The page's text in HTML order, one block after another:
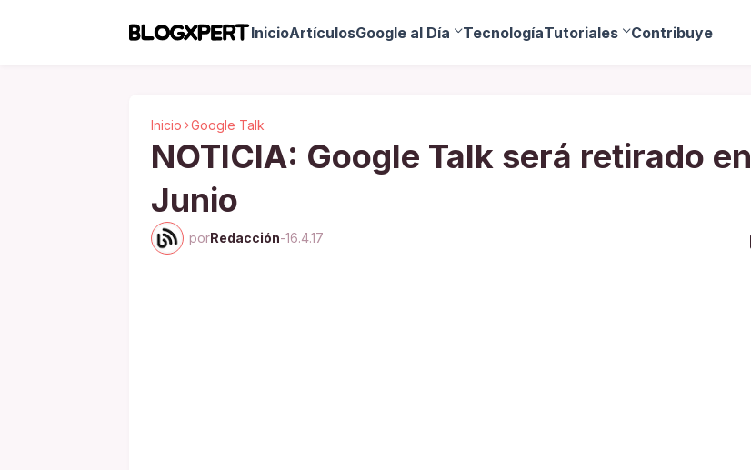
InicioArtículosGoogle al Día TecnologíaTutoriales Contribuye
Inicio Google Talk
NOTICIA: Google Talk será retirado en
Junio
porRedacción-16.4.17